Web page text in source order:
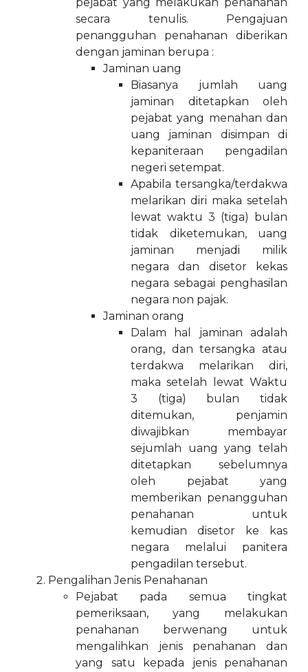
secara tenulis. Pengajuan
penangguhan penahanan diberikan
dengan jaminan berupa :
Jaminan uang
Biasanya jumlah uang
jaminan ditetapkan oleh
pejabat yang menahan dan
uang jaminan disimpan di
kepaniteraan pengadilan
negeri setempat.
Apabila tersangka/terdakwa
melarikan diri maka setelah
lewat waktu 3 (tiga) bulan
tidak diketemukan, uang
jaminan menjadi milik
negara dan disetor kekas
negara sebagai penghasilan
negara non pajak.
Jaminan orang
Dalam hal jaminan adalah
orang, dan tersangka atau
terdakwa melarikan diri,
maka setelah lewat Waktu
3 (tiga) bulan tidak
ditemukan, penjamin
diwajibkan membayar
sejumlah uang yang telah
ditetapkan sebelumnya
oleh pejabat yang
memberikan penangguhan
penahanan untuk
kemudian disetor ke kas
negara melalui panitera
pengadilan tersebut.
Pengalihan Jenis Penahanan
Pejabat pada semua tingkat
pemeriksaan, yang melakukan
penahanan berwenang untuk
mengalihkan jenis penahanan dan
yang satu kepada jenis penahanan